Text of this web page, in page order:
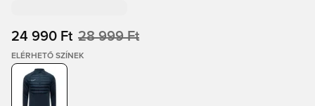
24 990 Ft 28 999 Ft
ELÉRHETŐ SZÍNEK